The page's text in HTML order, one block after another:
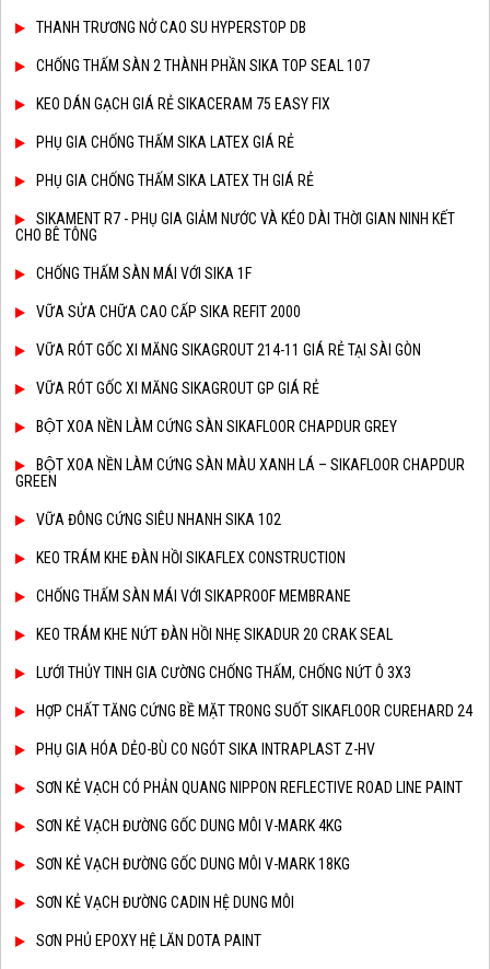
THANH TRƯƠNG NỞ CAO SU HYPERSTOP DB
CHỐNG THẤM SÀN 2 THÀNH PHẦN SIKA TOP SEAL 107
KEO DÁN GẠCH GIÁ RẺ SIKACERAM 75 EASY FIX
PHỤ GIA CHỐNG THẤM SIKA LATEX GIÁ RẺ
PHỤ GIA CHỐNG THẤM SIKA LATEX TH GIÁ RẺ
SIKAMENT R7 - PHỤ GIA GIẢM NƯỚC VÀ KÉO DÀI THỜI GIAN NINH KẾT
CHO BÊ TÔNG
CHỐNG THẤM SÀN MÁI VỚI SIKA 1F
VỮA SỬA CHỮA CAO CẤP SIKA REFIT 2000
VỮA RÓT GỐC XI MĂNG SIKAGROUT 214-11 GIÁ RẺ TẠI SÀI GÒN
VỮA RÓT GỐC XI MĂNG SIKAGROUT GP GIÁ RẺ
BỘT XOA NỀN LÀM CỨNG SÀN SIKAFLOOR CHAPDUR GREY
BỘT XOA NỀN LÀM CỨNG SÀN MÀU XANH LÁ – SIKAFLOOR CHAPDUR
GREEN
VỮA ĐÔNG CỨNG SIÊU NHANH SIKA 102
KEO TRÁM KHE ĐÀN HỒI SIKAFLEX CONSTRUCTION
CHỐNG THẤM SÀN MÁI VỚI SIKAPROOF MEMBRANE
KEO TRÁM KHE NỨT ĐÀN HỒI NHẸ SIKADUR 20 CRAK SEAL
LƯỚI THỦY TINH GIA CƯỜNG CHỐNG THẤM, CHỐNG NỨT Ô 3X3
HỢP CHẤT TĂNG CỨNG BỀ MẶT TRONG SUỐT SIKAFLOOR CUREHARD 24
PHỤ GIA HÓA DẺO-BÙ CO NGÓT SIKA INTRAPLAST Z-HV
SƠN KẺ VẠCH CÓ PHẢN QUANG NIPPON REFLECTIVE ROAD LINE PAINT
SƠN KẺ VẠCH ĐƯỜNG GỐC DUNG MÔI V-MARK 4KG
SƠN KẺ VẠCH ĐƯỜNG GỐC DUNG MÔI V-MARK 18KG
SƠN KẺ VẠCH ĐƯỜNG CADIN HỆ DUNG MÔI
SƠN PHỦ EPOXY HỆ LĂN DOTA PAINT